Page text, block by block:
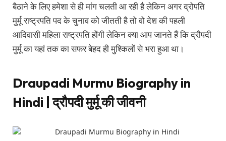
बैठाने के लिए हमेशा से ही मांग चलती आ रही है लेकिन अगर द्रोपति
मुर्मू राष्ट्रपति पद के चुनाव को जीतती है तो वो देश की पहली
आदिवासी महिला राष्ट्रपति होंगी लेकिन क्या आप जानते हैं कि द्रौपदी
मुर्मू का यहां तक का सफर बेहद ही मुश्किलों से भरा हुआ था।
Draupadi Murmu Biography in
Hindi | द्रौपदी मुर्मू की जीवनी